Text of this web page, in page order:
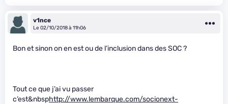
v1nce
Le 02/10/2018 à 11h06
Bon et sinon on en est ou de l’inclusion dans des SOC ?
Tout ce que j’ai vu passer
c’est&nbsphttp://www.lembarque.com/socionext-